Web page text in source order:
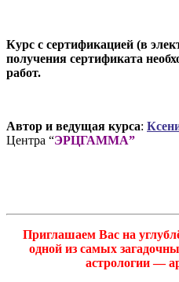
Курс с сертификацией (в
получения сертификата
работ.
Автор и ведущая курса:
Центра “ЭРЦГАММА”
Приглашаем Вас на
одной из самых
астрологии —